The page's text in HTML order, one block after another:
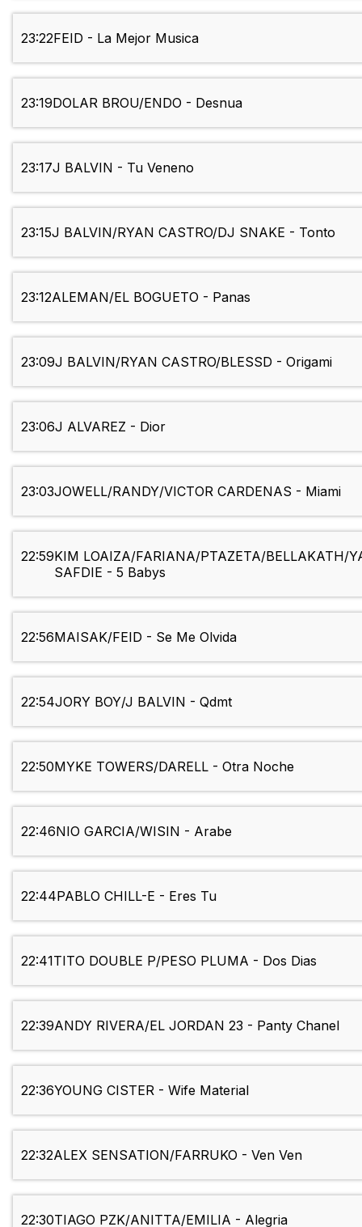
23:22FEID - La Mejor Musica
23:19DOLAR BROU/ENDO - Desnua
23:17J BALVIN - Tu Veneno
23:15J BALVIN/RYAN CASTRO/DJ SNAKE - Tonto
23:12ALEMAN/EL BOGUETO - Panas
23:09J BALVIN/RYAN CASTRO/BLESSD - Origami
23:06J ALVAREZ - Dior
23:03JOWELL/RANDY/VICTOR CARDENAS - Miami
22:59KIM LOAIZA/FARIANA/PTAZETA/BELLAKATH/
SAFDIE - 5 Babys
22:56MAISAK/FEID - Se Me Olvida
22:54JORY BOY/J BALVIN - Qdmt
22:50MYKE TOWERS/DARELL - Otra Noche
22:46NIO GARCIA/WISIN - Arabe
22:44PABLO CHILL-E - Eres Tu
22:41TITO DOUBLE P/PESO PLUMA - Dos Dias
22:39ANDY RIVERA/EL JORDAN 23 - Panty Chanel
22:36YOUNG CISTER - Wife Material
22:32ALEX SENSATION/FARRUKO - Ven Ven
22:30TIAGO PZK/ANITTA/EMILIA - Alegria